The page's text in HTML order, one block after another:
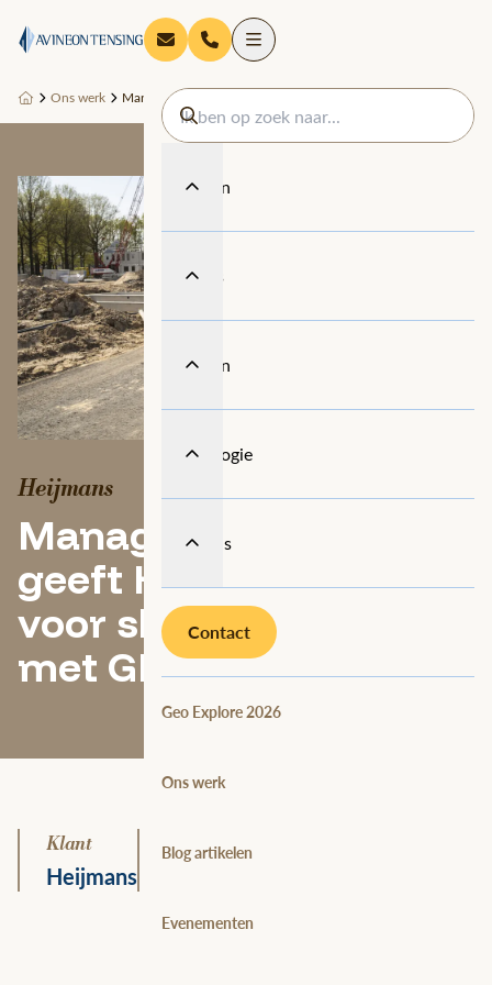
Diensten
Thema's
Sectoren
Technologie
Over ons
Contact
Geo Explore 2026
Ons werk
Blog artikelen
Evenementen
Ons werk Managed Services geeft Heijmans ruimte voor slimmer werken
Heijmans
Managed Services
geeft Heijmans ruimte
voor slimmer werken
met GIS
Klant
Heijmans
Sector